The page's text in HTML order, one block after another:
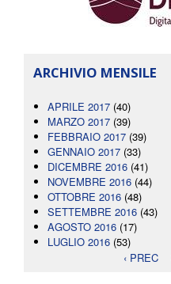
ARCHIVIO MENSILE
APRILE 2017 (40)
MARZO 2017 (39)
FEBBRAIO 2017 (39)
GENNAIO 2017 (33)
DICEMBRE 2016 (41)
NOVEMBRE 2016 (44)
OTTOBRE 2016 (48)
SETTEMBRE 2016 (43)
AGOSTO 2016 (17)
LUGLIO 2016 (53)
‹ PREC